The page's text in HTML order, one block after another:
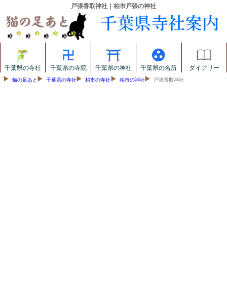
戸張香取神社｜柏市戸張の神社
千葉県の寺社 千葉県の寺院 千葉県の神社 千葉県の名所 ダイアリー
猫の足あと 千葉県の寺社 柏市の寺社 柏市の神社 戸張香取神社